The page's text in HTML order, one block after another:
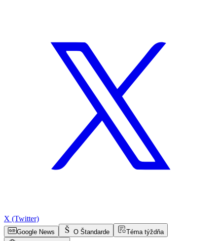
X (Twitter)
Google News O Štandarde
Téma týždňa